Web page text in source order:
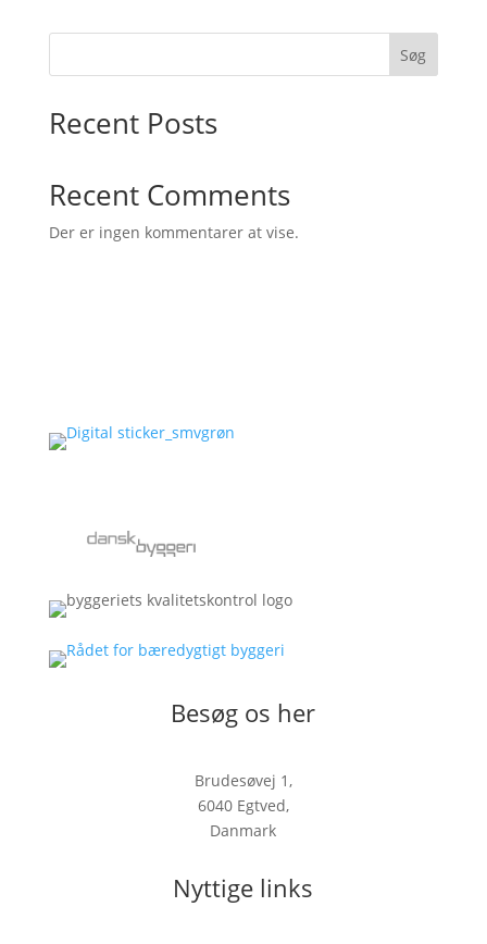
Søg
Recent Posts
Recent Comments
Der er ingen kommentarer at vise.
Besøg os her
Brudesøvej 1,
6040 Egtved,
Danmark
Nyttige links